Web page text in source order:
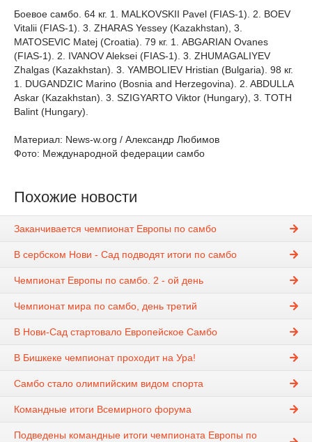
Боевое самбо. 64 кг. 1. MALKOVSKII Pavel (FIAS-1). 2. BOEV
Vitalii (FIAS-1). 3. ZHARAS Yessey (Kazakhstan), 3.
MATOSEVIC Matej (Croatia). 79 кг. 1. ABGARIAN Ovanes
(FIAS-1). 2. IVANOV Aleksei (FIAS-1). 3. ZHUMAGALIYEV
Zhalgas (Kazakhstan). 3. YAMBOLIEV Hristian (Bulgaria). 98 кг.
1. DUGANDZIC Marino (Bosnia and Herzegovina). 2. ABDULLA
Askar (Kazakhstan). 3. SZIGYARTO Viktor (Hungary), 3. TOTH
Balint (Hungary).
Материал: News-w.org / Александр Любимов
Фото: Международной федерации самбо
Похожие новости
Заканчивается чемпионат Европы по самбо
В сербском Нови - Сад подводят итоги по самбо
Чемпионат Европы по самбо. 2 - ой день
Чемпионат мира по самбо, день третий
В Нови-Сад стартовало Европейское Самбо
В Бишкеке чемпионат проходит на Ура!
Самбо стало олимпийским видом спорта
Командные итоги Всемирного форума
Подведены командные итоги чемпионата Европы по